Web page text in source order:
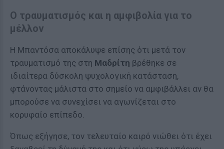
Ο τραυματισμός και η αμφιβολία για το
μέλλον
Η Μπαντόσα αποκάλυψε επίσης ότι μετά τον
τραυματισμό της στη Μαδρίτη βρέθηκε σε
ιδιαίτερα δύσκολη ψυχολογική κατάσταση,
φτάνοντας μάλιστα στο σημείο να αμφιβάλλει αν θα
μπορούσε να συνεχίσει να αγωνίζεται στο
κορυφαίο επίπεδο.
Όπως εξήγησε, τον τελευταίο καιρό νιώθει ότι έχει